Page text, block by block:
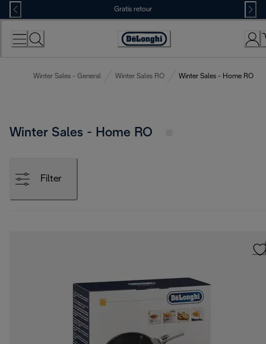
Skip
to
Content
Gratis retour
Accessibility
Winter Sales - General Winter Sales RO Winter Sales - Home RO
Winter Sales - Home RO
Filter